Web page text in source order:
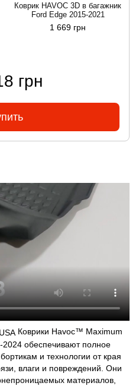
Коврик HAVOC 3D в багажник
Ford Edge 2015-2021
1 669 грн
грн
Коврики Havoc™ Maximum
обеспечивают полное
и технологии от края
влаги и повреждений. Они
материалов,